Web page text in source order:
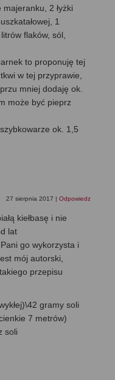
2 łyżki
1
flaków, sól,
to proponuję tej
w tej przyprawie,
mniej dodaję ok.
może być pieprz
ok. 1,5
27 sierpnia 2017 | Odpowiedz
kiełbasę i nie
lat
go wykorzysta i
mój autorski,
przepisu
gramy soli
7 metrów)
soli